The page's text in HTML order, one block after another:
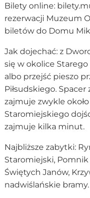
Bilety online:
rezerwacji Muzeum
biletów do Domu
Jak dojechać: z
się w okolice
albo przejść pieszo
Piłsudskiego.
zajmuje zwykle
Staromiejskiego
zajmuje kilka minut.
Najbliższe zabytki:
Staromiejski, Pomnik
Świętych Janów,
nadwiślańskie bramy.